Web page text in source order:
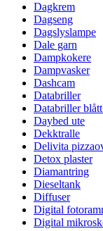
Dagkrem
Dagseng
Dagslyslampe
Dale garn
Dampkokere
Dampvasker
Dashcam
Databriller
Databriller
Daybed ute
Dekktralle
Delivita
Detox plaster
Diamantring
Dieseltank
Diffuser
Digital
Digital